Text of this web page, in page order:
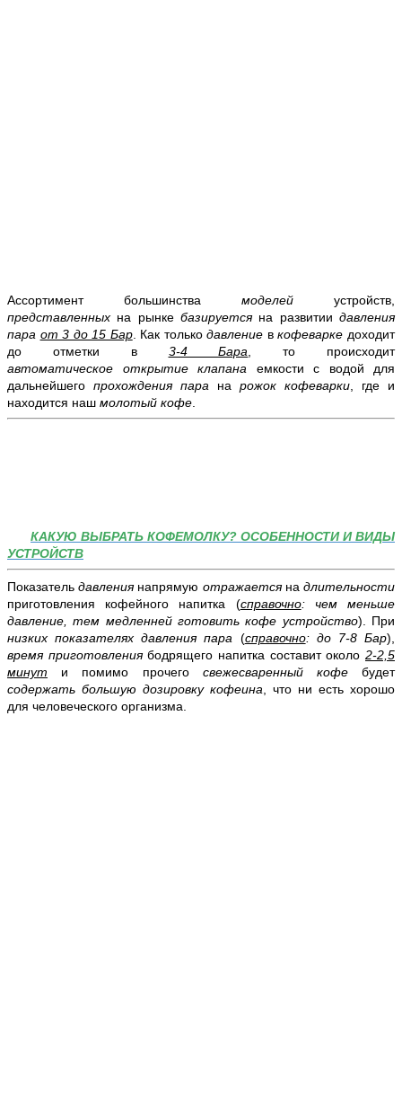
Ассортимент большинства моделей устройств,
представленных на рынкебазируется на развитиидавления
пара от 3 до 15 Бар. Как толькодавление вкофеваркедоходит
до отметки в 3-4 Бара, то происходит
автоматическое открытие клапана емкости с водой для
дальнейшего прохождения пара на рожок кофеварки, где и
находится наш молотый кофе.
КАКУЮ ВЫБРАТЬ КОФЕМОЛКУ? ОСОБЕННОСТИ И ВИДЫ
УСТРОЙСТВ
Показательдавления напрямую отражается надлительности
приготовления кофейного напитка (справочно: чем меньше
давление, тем медленней готовить кофе устройство). При
низких показателях давления пара (справочно: до 7-8 Бар),
время приготовлениябодрящего напитка составит около2-2,5
минут и помимо прочего свежесваренный кофебудет
содержать большую дозировку кофеина , что ни есть хорошо
для человеческого организма.